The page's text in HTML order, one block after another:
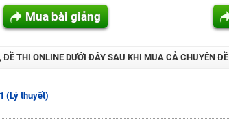
Mua bài giảng
THI ONLINE DƯỚI ĐÂY SAU KHI MUA CẢ CHUYÊN ĐỀ
(Lý thuyết)